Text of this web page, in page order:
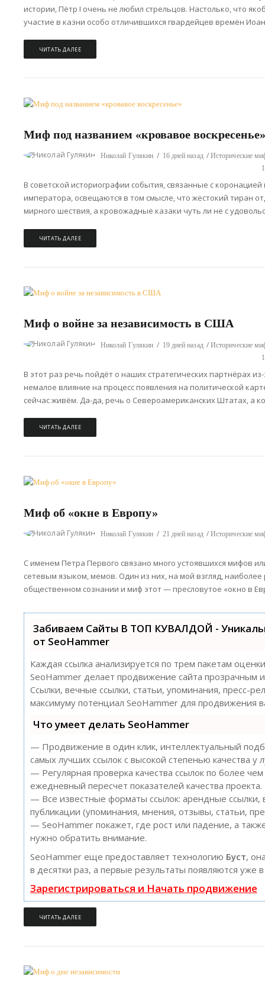
истории, Пётр I очень не любил стрельцов. Настолько, что
участие в казни особо отличившихся гвардейцев времён
ЧИТАТЬ ДАЛЕЕ
Миф под названием «кровавое воскресенье»
Николай Гулякин 16 дней назад
Исторические
В советской историографии события, связанные с коронацией
императора, освещаются в том смысле, что жестокий тиран
мирного шествия, а кровожадные казаки чуть ли не с
ЧИТАТЬ ДАЛЕЕ
Миф о войне за независимость в США
Николай Гулякин 19 дней назад
Исторические
В этот раз речь пойдёт о наших стратегических партнёрах
немалое влияние на процесс появления на политической
сейчас живём. Да-да, речь о Североамериканских Штатах, а
ЧИТАТЬ ДАЛЕЕ
Миф об «окне в Европу»
Николай Гулякин 21 дней назад Исторические
С именем Петра Первого связано много устоявшихся мифов
сетевым языком, мемов. Один из них, на мой взгляд, наиболее
общественном сознании и миф этот — пресловутое «окно в
Забиваем Сайты В ТОП КУВАЛДОЙ -
от SeoHammer
Каждая ссылка анализируется по трем пакетам
SeoHammer делает продвижение сайта прозрачным
Ссылки, вечные ссылки, статьи, упоминания, пресс-
максимуму потенциал SeoHammer для продвижения
Что умеет делать SeoHammer
— Продвижение в один клик, интеллектуальный
самых лучших ссылок с высокой степенью качества у
— Регулярная проверка качества ссылок по более
ежедневный пересчет показателей качества проекта.
— Все известные форматы ссылок: арендные ссылки,
публикации (упоминания, мнения, отзывы, статьи,
— SeoHammer покажет, где рост или падение, а
нужно обратить внимание.
SeoHammer еще предоставляет технологию Буст,
в десятки раз, а первые результаты появляются уже
Зарегистрироваться и Начать продвижение
ЧИТАТЬ ДАЛЕЕ